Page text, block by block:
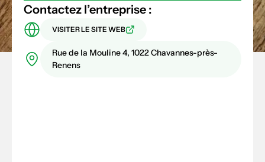
Contactez l’entreprise :
VISITER LE SITE WEB
Rue de la Mouline 4, 1022 Chavannes-près-
Renens